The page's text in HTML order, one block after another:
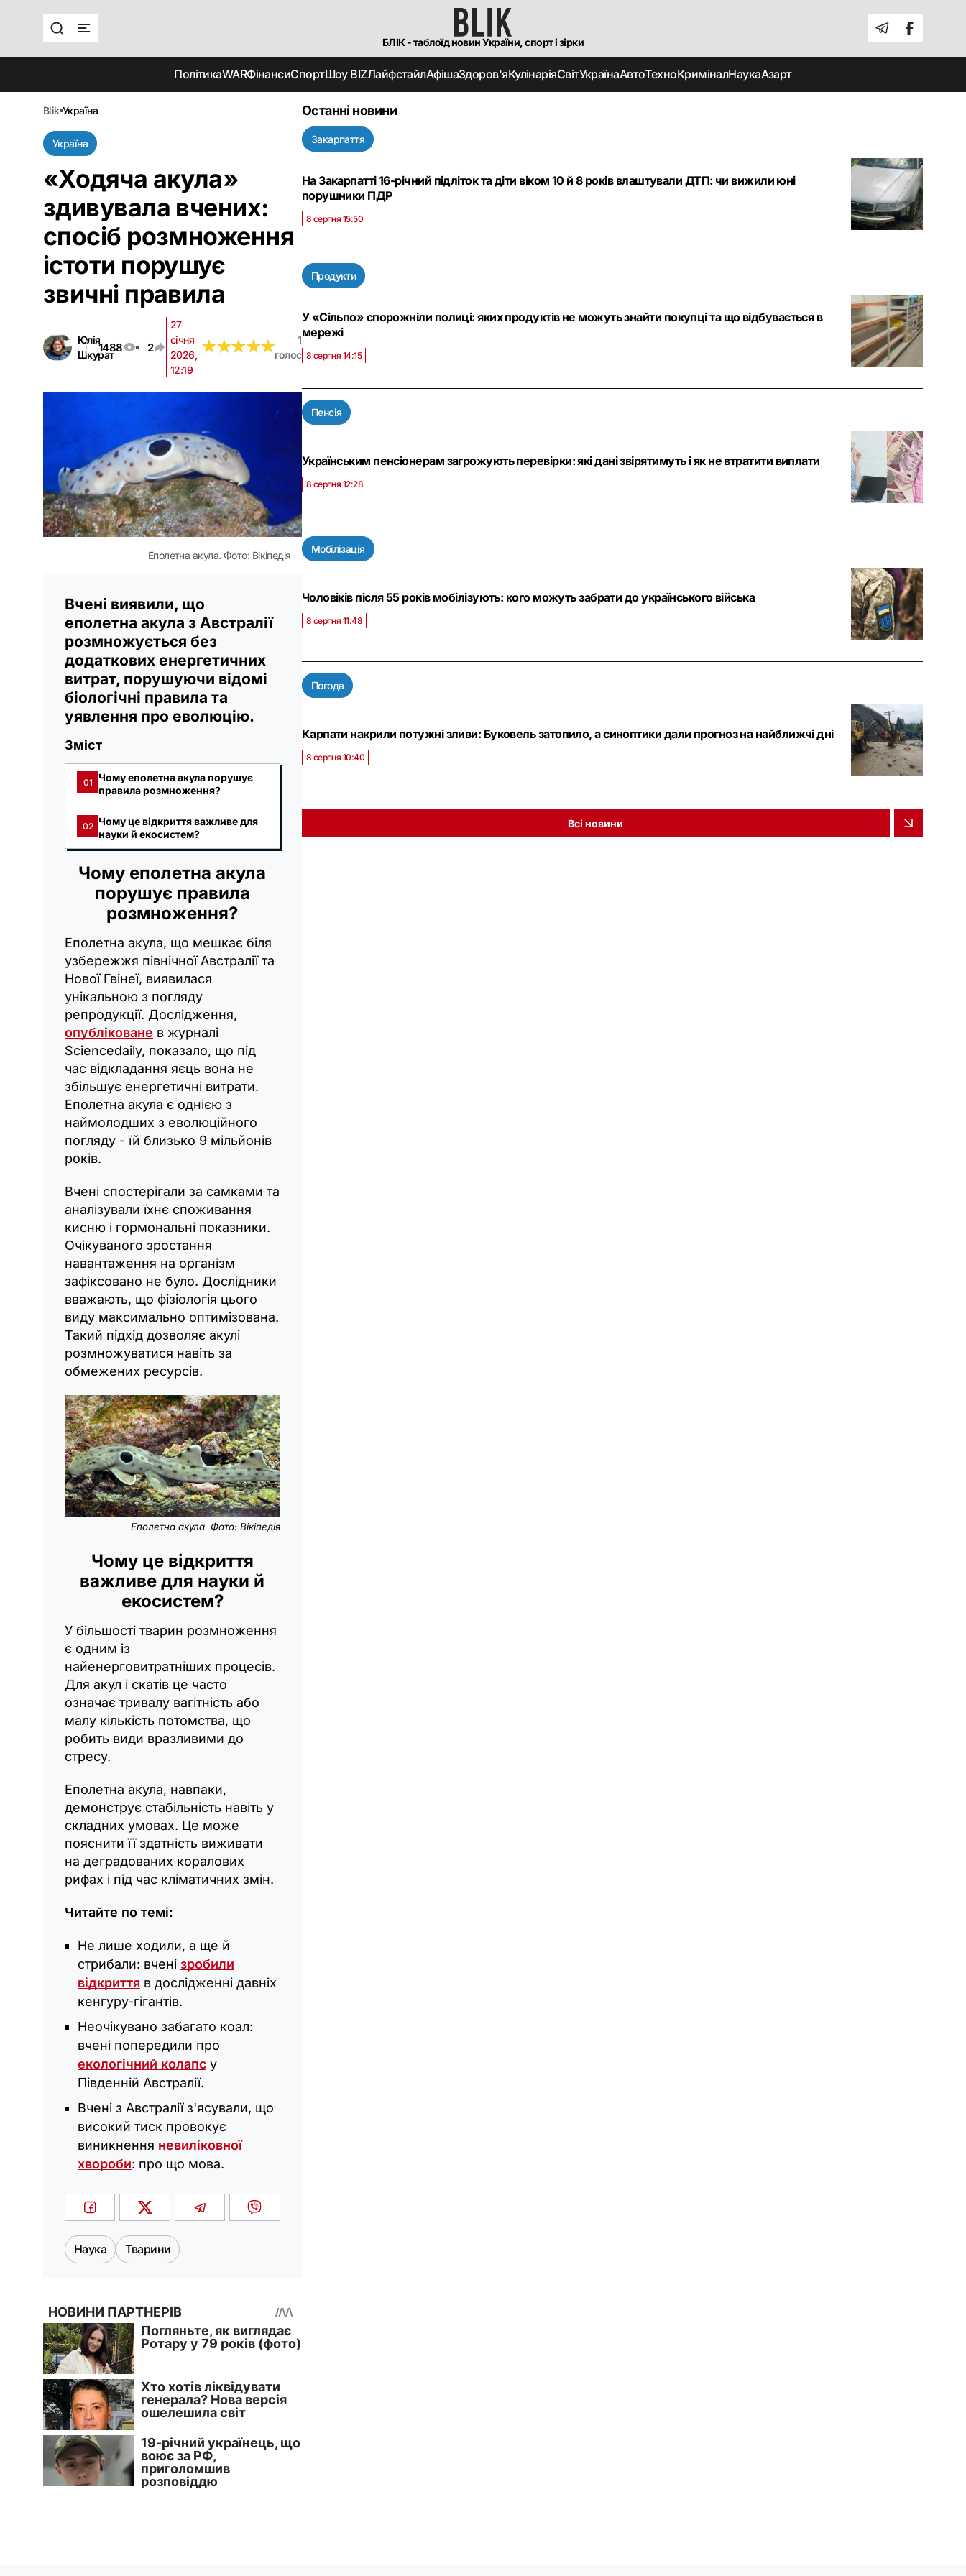
БЛІК - таблоїд новин України, спорт і зірки
ПолітикаWARФінансиСпортШоу BIZЛайфстайлАфішаЗдоров'яКулінаріяСвітУкраїнаАвтоТехноКриміналНаукаАзарт
blik україна
Україна
«‎Ходяча акула»
здивувала вчених:
спосіб розмноження
істоти порушує
звичні правила
Юлія
Шкурат
1488 2
27
січня
2026,
12:19
★★★★★
★★★★★
1
голос
Еполетна акула. Фото: Вікіпедія
Вчені виявили, що
еполетна акула з Австралії
розмножується без
додаткових енергетичних
витрат, порушуючи відомі
біологічні правила та
уявлення про еволюцію.
Зміст
01 Чому еполетна акула порушує
правила розмноження?
02 Чому це відкриття важливе для
науки й екосистем?
Чому еполетна акула
порушує правила
розмноження?
Еполетна акула, що мешкає біля
узбережжя північної Австралії та
Нової Гвінеї, виявилася
унікальною з погляду
репродукції. Дослідження,
опубліковане в журналі
Sciencedaily, показало, що під
час відкладання яєць вона не
збільшує енергетичні витрати.
Еполетна акула є однією з
наймолодших з еволюційного
погляду - їй близько 9 мільйонів
років.
Вчені спостерігали за самками та
аналізували їхнє споживання
кисню і гормональні показники.
Очікуваного зростання
навантаження на організм
зафіксовано не було. Дослідники
вважають, що фізіологія цього
виду максимально оптимізована.
Такий підхід дозволяє акулі
розмножуватися навіть за
обмежених ресурсів.
Еполетна акула. Фото: Вікіпедія
Чому це відкриття
важливе для науки й
екосистем?
У більшості тварин розмноження
є одним із
найенерговитратніших процесів.
Для акул і скатів це часто
означає тривалу вагітність або
малу кількість потомства, що
робить види вразливими до
стресу.
Еполетна акула, навпаки,
демонструє стабільність навіть у
складних умовах. Це може
пояснити її здатність виживати
на деградованих коралових
рифах і під час кліматичних змін.
Читайте по темі:
Не лише ходили, а ще й
стрибали: вчені зробили
відкриття в дослідженні давніх
кенгуру-гігантів.
Неочікувано забагато коал:
вчені попередили про
екологічний колапс у
Південній Австралії.
Вчені з Австралії з'ясували, що
високий тиск провокує
виникнення невиліковної
хвороби: про що мова.
Наука Тварини
Останні новини
Закарпаття
На Закарпатті 16-річний підліток та діти віком 10 й 8 років влаштували ДТП: чи вижили юні
порушники ПДР
8 серпня 15:50
Продукти
У «Сільпо» спорожніли полиці: яких продуктів не можуть знайти покупці та що відбувається в
мережі
8 серпня 14:15
Пенсія
Українським пенсіонерам загрожують перевірки: які дані звірятимуть і як не втратити виплати
8 серпня 12:28
Мобілізація
Чоловіків після 55 років мобілізують: кого можуть забрати до українського війська
8 серпня 11:48
Погода
Карпати накрили потужні зливи: Буковель затопило, а синоптики дали прогноз на найближчі дні
8 серпня 10:40
Всі новини